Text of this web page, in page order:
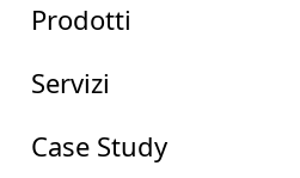
Prodotti
Servizi
Case Study